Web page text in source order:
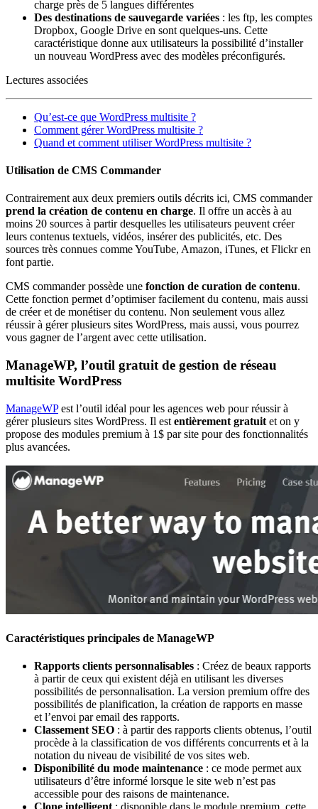
charge près de 5 langues différentes
Des destinations de sauvegarde variées : les ftp, les comptes
Dropbox, Google Drive en sont quelques-uns. Cette
caractéristique donne aux utilisateurs la possibilité d’installer
un nouveau WordPress avec des modèles préconfigurés.
Lectures associées
Qu’est-ce que WordPress multisite ?
Comment gérer WordPress multisite ?
Quand et comment utiliser WordPress multisite ?
Utilisation de CMS Commander
Contrairement aux deux premiers outils décrits ici, CMS commander
prend la création de contenu en charge. Il offre un accès à au
moins 20 sources à partir desquelles les utilisateurs peuvent créer
leurs contenus textuels, vidéos, insérer des publicités, etc. Des
sources très connues comme YouTube, Amazon, iTunes, et Flickr en
font partie.
CMS commander possède une fonction de curation de contenu.
Cette fonction permet d’optimiser facilement du contenu, mais aussi
de créer et de monétiser du contenu. Non seulement vous allez
réussir à gérer plusieurs sites WordPress, mais aussi, vous pourrez
vous gagner de l’argent avec cette utilisation.
ManageWP, l’outil gratuit de gestion de réseau
multisite WordPress
ManageWPest l’outil idéal pour les agences web pour réussir à
gérer plusieurs sites WordPress. Il est entièrement gratuit et on y
propose des modules premium à 1$ par site pour des fonctionnalités
plus avancées.
Caractéristiques principales de ManageWP
Rapports clients personnalisables : Créez de beaux rapports
à partir de ceux qui existent déjà en utilisant les diverses
possibilités de personnalisation. La version premium offre des
possibilités de planification, la création de rapports en masse
et l’envoi par email des rapports.
Classement SEO : à partir des rapports clients obtenus, l’outil
procède à la classification de vos différents concurrents et à la
notation du niveau de visibilité de vos sites web.
Disponibilité du mode maintenance : ce mode permet aux
utilisateurs d’être informé lorsque le site web n’est pas
accessible pour des raisons de maintenance.